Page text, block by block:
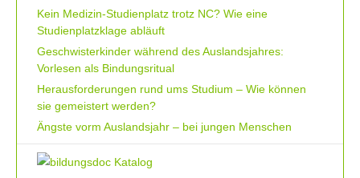
Kein Medizin-Studienplatz trotz NC? Wie eine
Studienplatzklage abläuft
Geschwisterkinder während des Auslandsjahres:
Vorlesen als Bindungsritual
Herausforderungen rund ums Studium – Wie können
sie gemeistert werden?
Ängste vorm Auslandsjahr – bei jungen Menschen